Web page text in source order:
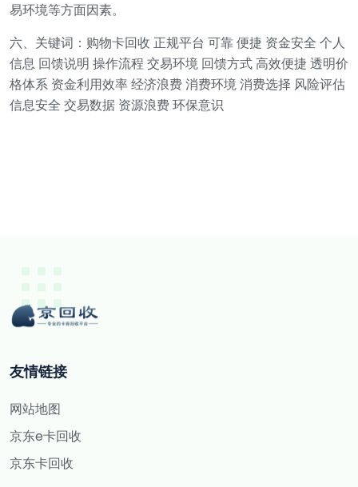
易环境等方面因素。
六、关键词：购物卡回收 正规平台 可靠 便捷 资金安全 个人
信息 回馈说明 操作流程 交易环境 回馈方式 高效便捷 透明价
格体系 资金利用效率 经济浪费 消费环境 消费选择 风险评估
信息安全 交易数据 资源浪费 环保意识
友情链接
网站地图
京东e卡回收
京东卡回收